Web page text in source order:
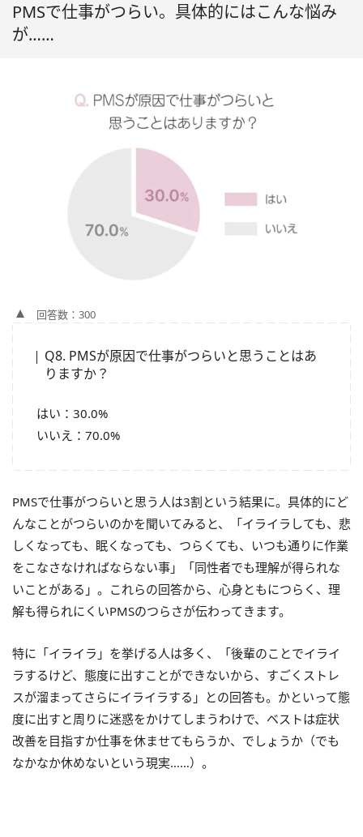
PMSで仕事がつらい。具体的にはこんな悩み
が……
回答数：300
Q8. PMSが原因で仕事がつらいと思うことはあ
りますか？
はい：30.0%
いいえ：70.0%
PMSで仕事がつらいと思う人は3割という結果に。具体的にど
んなことがつらいのかを聞いてみると、「イライラしても、悲
しくなっても、眠くなっても、つらくても、いつも通りに作業
をこなさなければならない事」「同性者でも理解が得られな
いことがある」。これらの回答から、心身ともにつらく、理
解も得られにくいPMSのつらさが伝わってきます。
特に「イライラ」を挙げる人は多く、「後輩のことでイライ
ラするけど、態度に出すことができないから、すごくストレ
スが溜まってさらにイライラする」との回答も。かといって態
度に出すと周りに迷惑をかけてしまうわけで、ベストは症状
改善を目指すか仕事を休ませてもらうか、でしょうか（でも
なかなか休めないという現実……）。